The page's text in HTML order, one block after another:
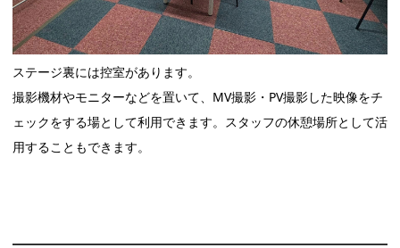
ステージ裏には控室があります。
撮影機材やモニターなどを置いて、MV撮影・PV撮影した映像をチ
ェックをする場として利用できます。スタッフの休憩場所として活
用することもできます。